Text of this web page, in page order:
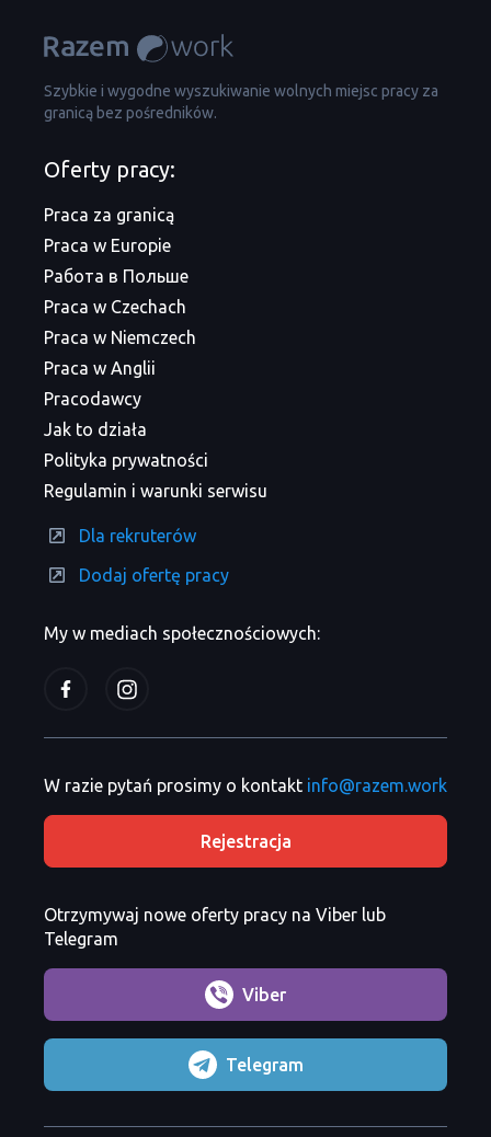
Szybkie i wygodne wyszukiwanie wolnych miejsc pracy za
granicą bez pośredników.
My w mediach społecznościowych:
Oferty pracy:
Praca za granicą
Praca w Europie
Работа в Польше
Praca w Czechach
Praca w Niemczech
Praca w Anglii
Pracodawcy
Jak to działa
Polityka prywatności
Regulamin i warunki serwisu
Dla rekruterów
Dodaj ofertę pracy
W razie pytań prosimy o kontakt info@razem.work
Rejestracja
Otrzymywaj nowe oferty pracy na Viber lub
Telegram
Viber
Telegram